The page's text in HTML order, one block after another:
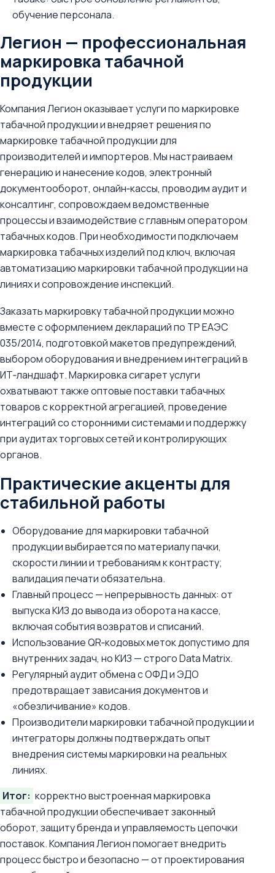
обучение персонала.
Легион — профессиональная
маркировка табачной
продукции
Компания Легион оказывает услуги по маркировке
табачной продукции и внедряет решения по
маркировке табачной продукции для
производителей и импортеров. Мы настраиваем
генерацию и нанесение кодов, электронный
документооборот, онлайн‑кассы, проводим аудит и
консалтинг, сопровождаем ведомственные
процессы и взаимодействие с главным оператором
табачных кодов. При необходимости подключаем
маркировка табачных изделий под ключ, включая
автоматизацию маркировки табачной продукции на
линиях и сопровождение инспекций.
Заказать маркировку табачной продукции можно
вместе с оформлением деклараций по ТР ЕАЭС
035/2014, подготовкой макетов предупреждений,
выбором оборудования и внедрением интеграций в
ИТ‑ландшафт. Маркировка сигарет услуги
охватывают также оптовые поставки табачных
товаров с корректной агрегацией, проведение
интеграций со сторонними системами и поддержку
при аудитах торговых сетей и контролирующих
органов.
Практические акценты для
стабильной работы
Оборудование для маркировки табачной
продукции выбирается по материалу пачки,
скорости линии и требованиям к контрасту;
валидация печати обязательна.
Главный процесс — непрерывность данных: от
выпуска КИЗ до вывода из оборота на кассе,
включая события возвратов и списаний.
Использование QR‑кодовых меток допустимо для
внутренних задач, но КИЗ — строго Data Matrix.
Регулярный аудит обмена с ОФД и ЭДО
предотвращает зависания документов и
«обезличивание» кодов.
Производители маркировки табачной продукции и
интеграторы должны подтверждать опыт
внедрения системы маркировки на реальных
линиях.
Итог: корректно выстроенная маркировка
табачной продукции обеспечивает законный
оборот, защиту бренда и управляемость цепочки
поставок. Компания Легион помогает внедрить
процесс быстро и безопасно — от проектирования